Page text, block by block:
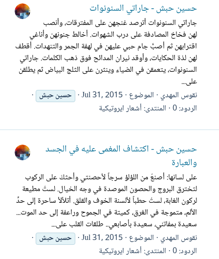
حسين حبش - جاراتي السنونوات
جاراتي السنونوات أترصد غنجهن على المفترقات، وأنصب
لهن فخاخ المصادفة على درب الشهوات. أخالط جنونهن وأناغي
اقترابهن ثم أصبَّ جام حبي عليهن في لهفة الجمر والتنهدات. أقطف
لهن لذة الحكايات، وأوقد نيران المدائح فوق ذهب الكلمات. جاراتي
السنونوات، يتعمقن في الضياء وينثرن على الثلج البياض ثم يطلقن
على...
نقوس المهدي الموضوع Jul 31, 2015 حسينحبش
الردود: 0 المنتدى: أشعار ايروتيكية
حسين حبش - اكتشاف المغمى عليه في الجسد
والعبارة
على لسانها: أصنعُ من اللؤلؤ سرجاً لأحصنتي وأحثكَ على الركوب
لتخترق البروج والحصون الموصدة في وجه الخيال. لستُ مطيعة
لركون الغابة، لستُ حطباً لألسنة الخوف والقلق. أتلألأ ساحرة إلى حدِّ
الألم، متموجة في الغرق، كميتة في الجموح وراعفة إلى حد الموت...
سعيدة بمفاتني، سعيدة بأصابعي.. طلقات القلب على...
نقوس المهدي الموضوع Jul 31, 2015 حسينحبش
الردود: 0 المنتدى: أشعار ايروتيكية